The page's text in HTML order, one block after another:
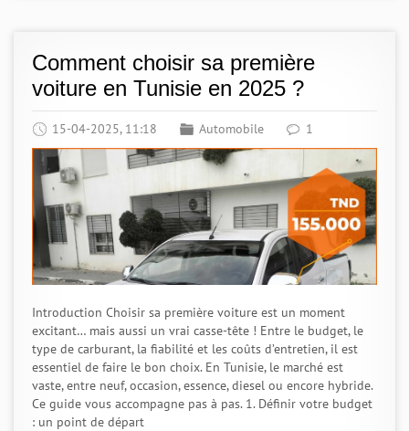
Comment choisir sa première
voiture en Tunisie en 2025 ?
15-04-2025, 11:18 Automobile 1
Introduction Choisir sa première voiture est un moment
excitant… mais aussi un vrai casse-tête ! Entre le budget, le
type de carburant, la fiabilité et les coûts d’entretien, il est
essentiel de faire le bon choix. En Tunisie, le marché est
vaste, entre neuf, occasion, essence, diesel ou encore hybride.
Ce guide vous accompagne pas à pas. 1. Définir votre budget
: un point de départ